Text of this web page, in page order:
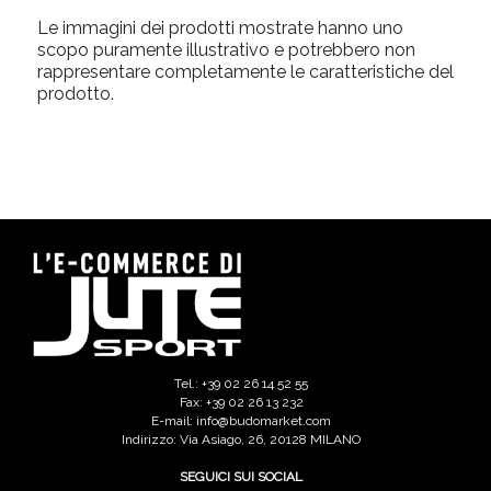
Le immagini dei prodotti mostrate hanno uno
scopo puramente illustrativo e potrebbero non
rappresentare completamente le caratteristiche del
prodotto.
Tel.: +39 02 26 14 52 55
Fax: +39 02 26 13 232
E-mail: info@budomarket.com
Indirizzo: Via Asiago, 26, 20128 MILANO
SEGUICI SUI SOCIAL